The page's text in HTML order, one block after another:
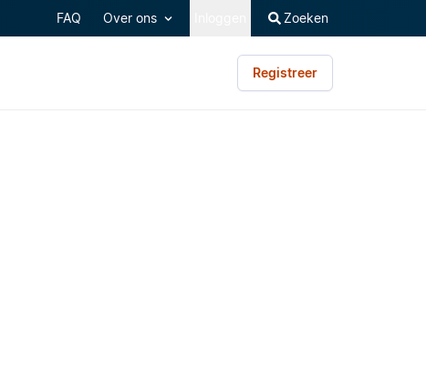
FAQ Over ons Zoeken
Registreer